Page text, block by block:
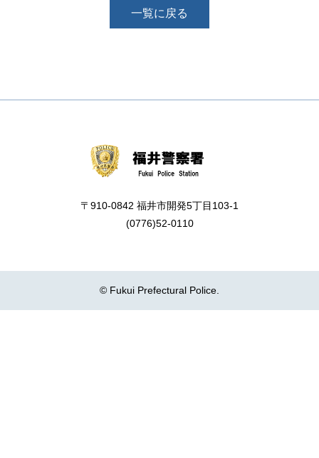
一覧に戻る
〒910-0842 福井市開発5丁目103-1
(0776)52-0110
© Fukui Prefectural Police.